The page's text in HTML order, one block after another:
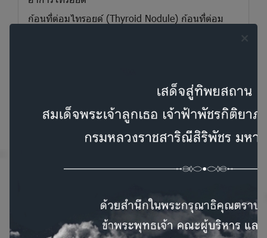
ก้อนที่ต่อมไทรอยด์ (Thyroid Nodule) ก้อนที่ต่อม
หรือเนื้อเยื่อผิดปกติ และอาจเป็นได้ทั้งแบบมีพิษหรือ
ไม่มีพิษ ส่วนใหญ่ก้อนที่ต่อมไทรอยด์มักไม่ก่อให้เกิด
อาการใด ๆ แต่ในบางกรณีสามารถส่งผลต่อการทำงาน
ของต่อมไทรอยด์หรือก่อให้เกิดภาวะไทรอยด์เป็นพิษ